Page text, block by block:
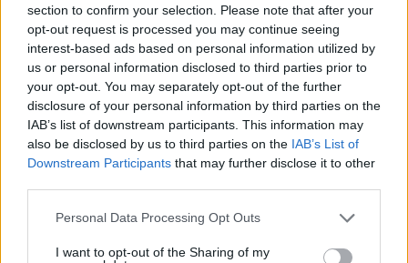
section to confirm your selection. Please note that after your
opt-out request is processed you may continue seeing
interest-based ads based on personal information utilized by
us or personal information disclosed to third parties prior to
your opt-out. You may separately opt-out of the further
disclosure of your personal information by third parties on the
IAB’s list of downstream participants. This information may
also be disclosed by us to third parties on the IAB’s List of
Downstream Participants that may further disclose it to other
Please note that this website/app uses one or more Google
not limited to your visit or usage behaviour. You may click to
Personal Data Processing Opt Outs
I want to opt-out of the Sharing of my